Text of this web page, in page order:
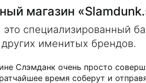
магазин
это специализированный
именитых брендов.
Слэмданк очень просто
время соберут и